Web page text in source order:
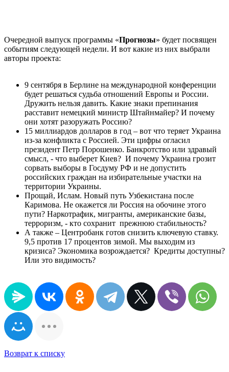
Очередной выпуск программы «Прогнозы» будет посвящен
событиям следующей недели. И вот какие из них выбрали
авторы проекта:
9 сентября в Берлине на международной конференции
будет решаться судьба отношений Европы и России.
Дружить нельзя давить. Какие знаки препинания
расставит немецкий министр Штайнмайер? И почему
они хотят разоружать Россию?
15 миллиардов долларов в год – вот что теряет Украина
из-за конфликта с Россией. Эти цифры огласил
президент Петр Порошенко. Банкротство или здравый
смысл, - что выберет Киев? И почему Украина грозит
сорвать выборы в Госдуму РФ и не допустить
российских граждан на избирательные участки на
территории Украины.
Прощай, Ислам. Новый путь Узбекистана после
Каримова. Не окажется ли Россия на обочине этого
пути? Наркотрафик, мигранты, американские базы,
терроризм, - кто сохранит прежнюю стабильность?
А также – Центробанк готов снизить ключевую ставку.
9,5 против 17 процентов зимой. Мы выходим из
кризиса? Экономика возрождается? Кредиты доступны?
Или это видимость?
Возврат к списку